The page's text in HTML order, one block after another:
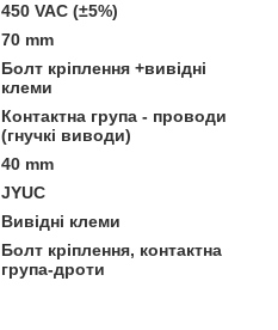
450 VAC (±5%)
70 mm
Болт кріплення +вивідні
клеми
Контактна група - проводи
(гнучкі виводи)
40 mm
JYUC
Вивідні клеми
Болт кріплення, контактна
група-дроти